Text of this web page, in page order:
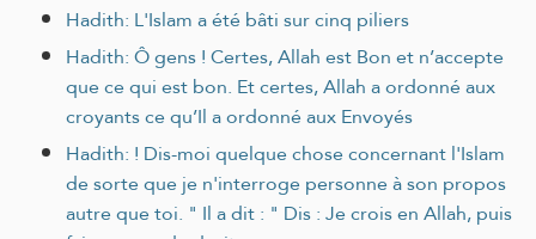
Hadith: L'Islam a été bâti sur cinq piliers
Hadith: Ô gens ! Certes, Allah est Bon et n’accepte
que ce qui est bon. Et certes, Allah a ordonné aux
croyants ce qu’Il a ordonné aux Envoyés
Hadith: ! Dis-moi quelque chose concernant l'Islam
de sorte que je n'interroge personne à son propos
autre que toi. " Il a dit : " Dis : Je crois en Allah, puis